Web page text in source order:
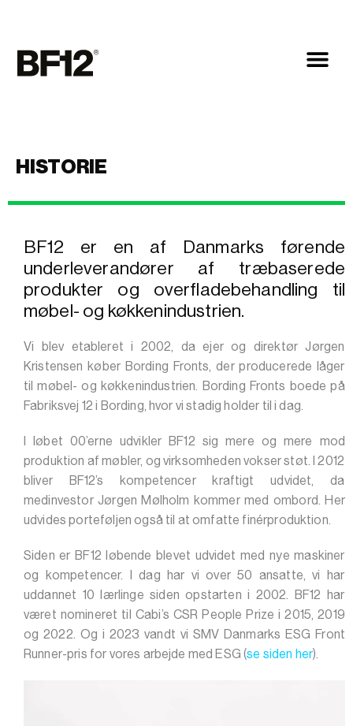
HISTORIE
BF12 er en af Danmarks førende
underleverandører af træbaserede
produkter og overfladebehandling til
møbel- og køkkenindustrien.
Vi blev etableret i 2002, da ejer og direktør Jørgen
Kristensen køber Bording Fronts, der producerede låger
til møbel- og køkkenindustrien. Bording Fronts boede på
Fabriksvej 12 i Bording, hvor vi stadig holder til i dag.
I løbet 00’erne udvikler BF12 sig mere og mere mod
produktion af møbler, og virksomheden vokser støt. I 2012
bliver BF12’s kompetencer kraftigt udvidet, da
medinvestor Jørgen Mølholm kommer med ombord. Her
udvides porteføljen også til at omfatte finérproduktion.
Siden er BF12 løbende blevet udvidet med nye maskiner
og kompetencer. I dag har vi over 50 ansatte, vi har
uddannet 10 lærlinge siden opstarten i 2002. BF12 har
været nomineret til Cabi’s CSR People Prize i 2015, 2019
og 2022. Og i 2023 vandt vi SMV Danmarks ESG Front
Runner-pris for vores arbejde med ESG (se siden her).